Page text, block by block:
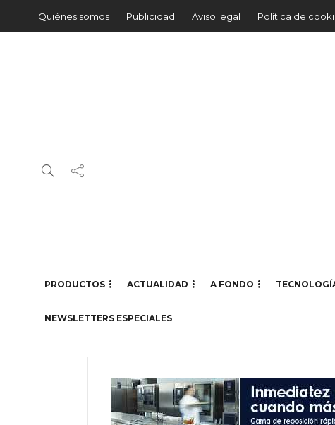
Quiénes somos Publicidad Aviso legal Política de
PRODUCTOS ACTUALIDAD A FONDO
NEWSLETTERS ESPECIALES